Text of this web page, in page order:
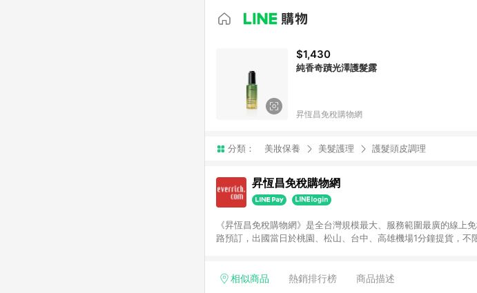
$1,430
純香奇蹟光澤護髮露
昇恆昌免稅購物網
分類： 美妝保養 美髮護理 護髮頭皮調理
昇恆昌免稅購物網
《昇恆昌免稅購物網》是全台灣規模最大、服務範圍最廣的線上
路預訂，出國當日於桃園、松山、台中、高雄機場1分鐘提貨，
相似商品 熱銷排行榜 商品描述